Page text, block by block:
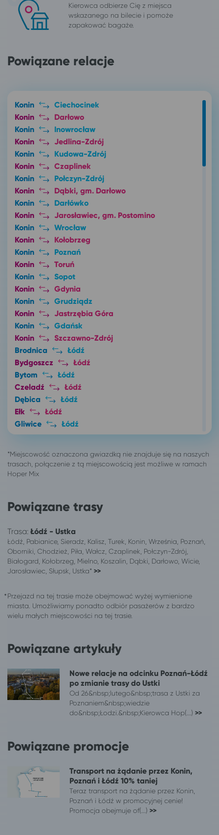
Kierowca odbierze Cię z miejsca
wskazanego na bilecie i pomoże
zapakować bagaże.
Powiązane relacje
Konin
Ciechocinek
Konin
Darłowo
Konin
Inowrocław
Konin
Jedlina-Zdrój
Konin
Kudowa-Zdrój
Konin
Czaplinek
Konin
Połczyn-Zdrój
Konin
Dąbki, gm. Darłowo
Konin
Darłówko
Konin
Jarosławiec, gm. Postomino
Konin
Wrocław
Konin
Kołobrzeg
Konin
Poznań
Konin
Toruń
Konin
Sopot
Konin
Gdynia
Konin
Grudziądz
Konin
Jastrzębia Góra
Konin
Gdańsk
Konin
Szczawno-Zdrój
Brodnica
Łódź
Bydgoszcz
Łódź
Bytom
Łódź
Czeladź
Łódź
Dębica
Łódź
Ełk
Łódź
Gliwice
Łódź
Iława
Łódź
Katowice
Łódź
Kielce
Łódź
Ostrowo
Łódź
Pisz
Łódź
Mielno
Łódź
Puck
Łódź
Zator
Łódź
Szczytna
Łódź
Stronie Śląskie
Łódź
Karwia
Łódź
Złoty Stok
Długopole-Zdrój
Łódź
Warszawa
Łódź
Szczawno-Zdrój
Łódź
Jastrzębia Góra
Dziadowice
Inowrocław
Łódź
Darłówko
Dąbki, gm. Darłowo
Łódź
Bobolin
Łódź
Sandomierz*
Łódź
Kamień Pomorski
Świnoujście
Powiązane trasy
Trasa: Łódź - Ustka
Łódź, Pabianice, Sieradz, Kalisz, Turek, Konin, Września, Poznań,
Oborniki, Chodzież, Piła, Wałcz, Czaplinek, Połczyn-Zdrój,
Białogard, Kołobrzeg, Mielno, Koszalin, Dąbki, Darłowo, Wicie,
Jarosławiec, Słupsk, Ustka* >>
Przejazd na tej trasie może obejmować wyżej wymienione
miasta. Umożliwiamy ponadto odbiór pasażerów z bardzo
wielu małych miejscowości na tej trasie.
Powiązane artykuły
Nowe relacje na odcinku Poznań-Łódź
po zmianie trasy do Ustki
Od 26&nbsp;lutego&nbsp;trasa z Ustki za
Poznaniem&nbsp;wiedzie
do&nbsp;Łodzi.&nbsp;Kierowca Hop(...) >>
Powiązane promocje
Transport na żądanie przez Konin,
Poznań i Łódź 10% taniej
Teraz transport na żądanie przez Konin,
Poznań i Łódź w promocyjnej cenie!
Promocja obejmuje of(...) >>